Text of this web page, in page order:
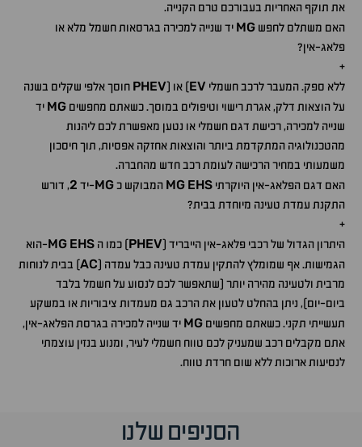
את תוקף האחריות בעבורכם טרם הקנייה.
האם משתלם לחפש MG יד שנייה למכירה בגרסאות חשמל מלא או
פלאג-אין?
+
ללא ספק. המעבר לרכב חשמלי EV) או (PHEV חוסך אלפי שקלים בשנה
על הוצאות דלק, אגרת רישוי וטיפולים במוסך. כשאתם מחפשים MG יד
שנייה למכירה, רכישת דגם חשמלי או נטען מאפשרת לכם ליהנות
מהטכנולוגיה המתקדמת ביותר והוצאות אחזקה אפסיות, תוך חיסכון
משמעותי במחיר הרכישה לעומת רכב חדש מהחברה.
האם דגם הפלאג-אין היוקרתי
MG EHS המבוקש כMG-יד 2, דורש
התקנת עמדת טעינה מיוחדת בבית?
+
היתרון הגדול של רכבי פלאג-אין הייבריד (PHEV) כמו ה MG EHS
-הוא
הגמישות. אף שמומלץ להתקין עמדת טעינה כבל עמדה (AC) בבית לנוחות
מרבית ולטעינה מהירה יותר (שתאפשר לכם לנסוע על חשמל בלבד
ביום-יום), ניתן בהחלט לטעון את הרכב גם מעמדות ציבוריות או במשקע
תעשייתי תקני. כשאתם מחפשים MG יד שנייה למכירה בגרסת הפלאג-אין,
אתם מקבלים רכב שמעניק לכם טווח חשמלי לעיר, ומנוע בנזין עוצמתי
לנסיעות ארוכות ללא שום חרדת טווח.
הסניפים שלנו